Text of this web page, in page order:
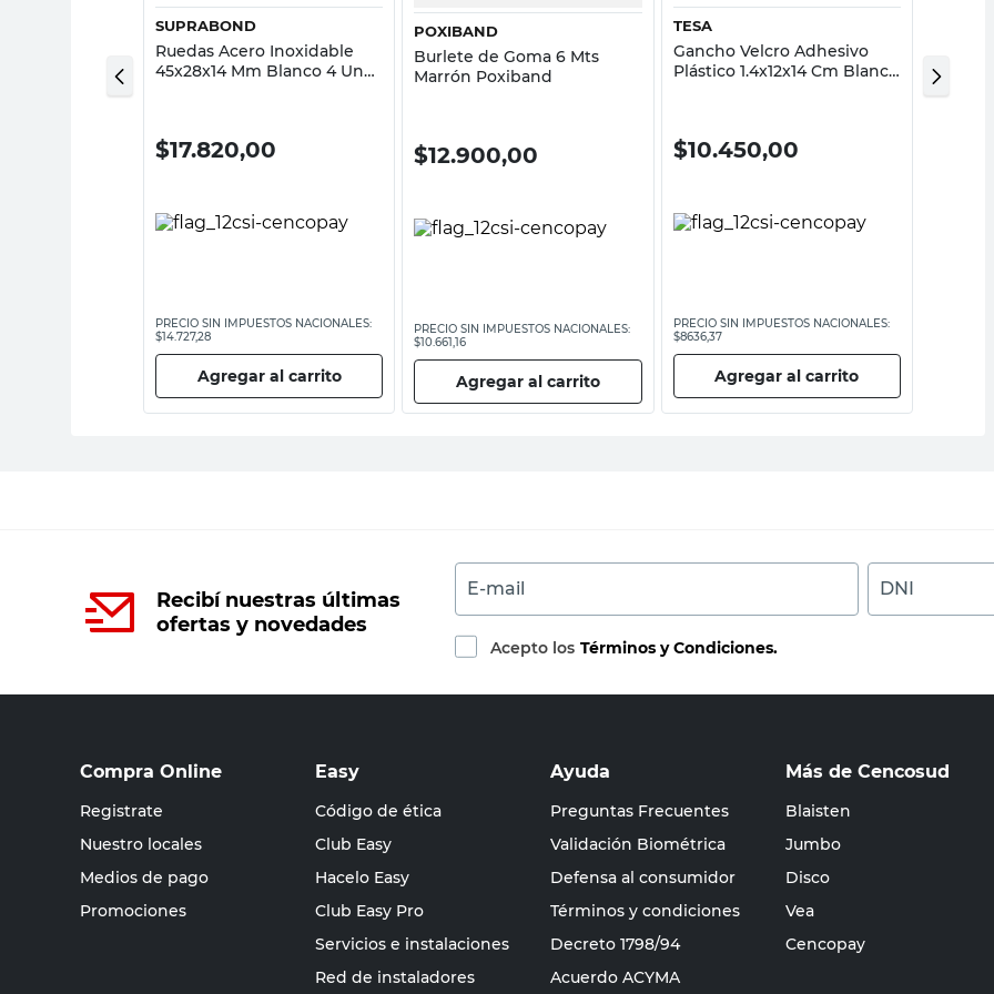
SUPRABOND
Ruedas Acero Inoxidable
45x28x14 Mm Blanco 4 Un
$17.820,00
PRECIO SIN IMPUESTOS NACIONALES:
$14.727,28
Agregar al carrito
POXIBAND
Burlete de Goma 6 Mts
Marrón Poxiband
$12.900,00
PRECIO SIN IMPUESTOS NACIONALES:
$10.661,16
Agregar al carrito
TESA
Gancho Velcro Adhesivo
Plástico 1.4x12x14 Cm Blanco
$10.450,00
PRECIO SIN IMPUESTOS NACIONALES:
$8636,37
Agregar al carrito
Negro
Recibí nuestras últimas
ofertas y novedades
E-mail DNI
Acepto los Términos y Condiciones.
Compra Online
Registrate
Nuestro locales
Medios de pago
Promociones
Easy
Código de ética
Club Easy
Hacelo Easy
Club Easy Pro
Servicios e instalaciones
Red de instaladores
Ayuda
Preguntas Frecuentes
Validación Biométrica
Defensa al consumidor
Términos y condiciones
Decreto 1798/94
Acuerdo ACYMA
Más de Cencosud
Blaisten
Jumbo
Disco
Vea
Cencopay